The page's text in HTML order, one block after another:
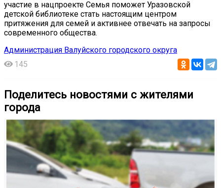
участие в нацпроекте Семья поможет Уразовской
детской библиотеке стать настоящим центром
притяжения для семей и активнее отвечать на запросы
современного общества.
Администрация Валуйского городского округа
145
Поделитесь новостями с жителями
города